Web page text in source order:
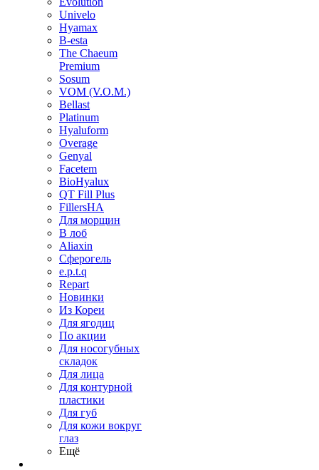
Univelo
Hyamax
B-esta
The Chaeum
Premium
Sosum
VOM (V.O.M.)
Bellast
Platinum
Hyaluform
Overage
Genyal
Facetem
BioHyalux
QT Fill Plus
FillersHA
Для морщин
В лоб
Aliaxin
Сферогель
e.p.t.q
Repart
Новинки
Из Кореи
Для ягодиц
По акции
Для носогубных
складок
Для лица
Для контурной
пластики
Для губ
Для кожи вокруг
глаз
Ещё